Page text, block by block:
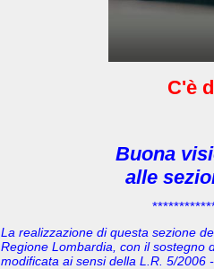
C'è
Buona
alle
La realizzazione di questa sezione
Regione Lombardia, con il sostegno
modificata ai sensi della L.R. 5/2006